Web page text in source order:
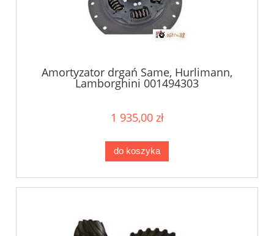
Amortyzator drgań Same, Hurlimann,
Lamborghini 001494303
1 935,00 zł
do koszyka